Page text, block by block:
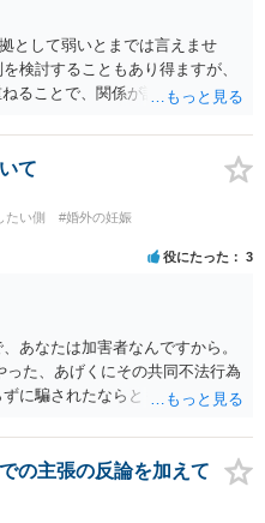
任なのか不明ですが，その行政
するか，訴訟にするか，その点
認めているのか，それさえも否
め方は変わってくると思いま
思います。）への対応ではあま
折り合えるなら本人様の交渉で
かの観点であれば，訴訟に進む
しますと，お近くの弁護士に相
ようにも思います。
として弱いとまでは言えませ
検討することもあり得ますが、
ることで、関係が認定される余
弁護士に相談されることをおす
て
たい側
#婚外の妊娠
役にたった 3
あなたは加害者なんですから。
た、あげくにその共同不法行為
に騙されたならともか
の主張の反論を加えて